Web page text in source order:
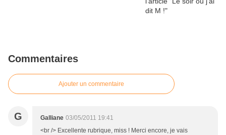
Commentaires
Ajouter un commentaire
G Galliane 03/05/2011 19:41
<br /> Excellente rubrique, miss ! Merci encore, je vais